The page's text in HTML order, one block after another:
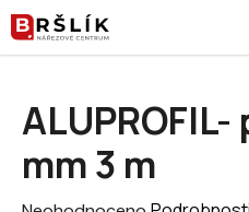
Přejít na obsah
mm 3 m
Průměrné hodnocení